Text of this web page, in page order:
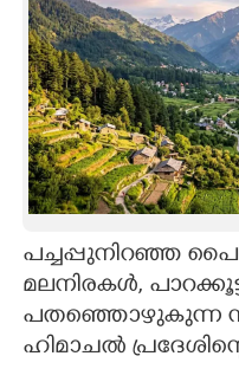
INFO+
ART
ASTRO
CARTOONS
LITERATURE
പച്ചപ്പുനിറഞ്ഞ
മലനിരകൾ,
പതഞ്ഞൊഴുകുന്ന
ഹിമാചൽ